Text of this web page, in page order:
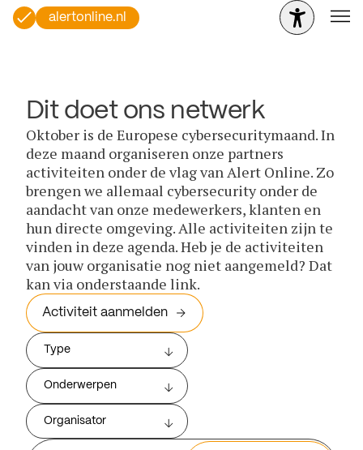
alertonline.nl
Dit doet ons netwerk
Oktober is de Europese cybersecuritymaand. In
deze maand organiseren onze partners
activiteiten onder de vlag van Alert Online. Zo
brengen we allemaal cybersecurity onder de
aandacht van onze medewerkers, klanten en
hun directe omgeving. Alle activiteiten zijn te
vinden in deze agenda. Heb je de activiteiten
van jouw organisatie nog niet aangemeld? Dat
kan via onderstaande link.
Activiteit aanmelden
Type
Onderwerpen
Organisator